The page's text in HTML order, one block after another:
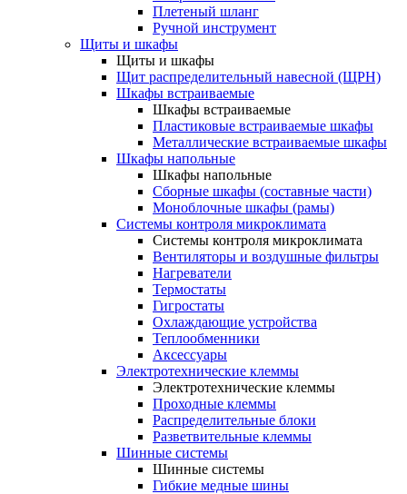
Плетеный шланг
Ручной инструмент
Щиты и шкафы
Щиты и шкафы
Щит распределительный навесной (ЩРН)
Шкафы встраиваемые
Шкафы встраиваемые
Пластиковые встраиваемые шкафы
Металлические встраиваемые шкафы
Шкафы напольные
Шкафы напольные
Сборные шкафы (составные части)
Моноблочные шкафы (рамы)
Системы контроля микроклимата
Системы контроля микроклимата
Вентиляторы и воздушные фильтры
Нагреватели
Термостаты
Гигростаты
Охлаждающие устройства
Теплообменники
Аксессуары
Электротехнические клеммы
Электротехнические клеммы
Проходные клеммы
Распределительные блоки
Разветвительные клеммы
Шинные системы
Шинные системы
Гибкие медные шины